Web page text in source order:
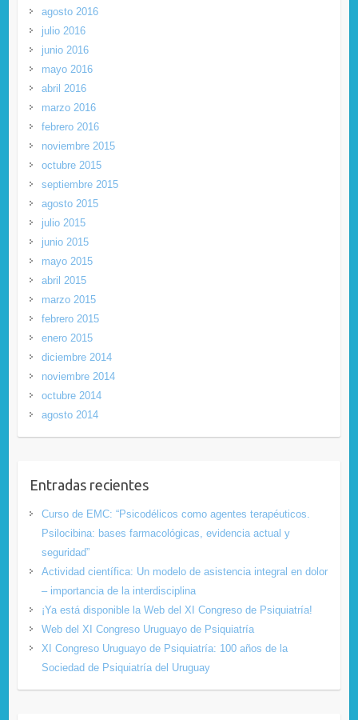
agosto 2016
julio 2016
junio 2016
mayo 2016
abril 2016
marzo 2016
febrero 2016
noviembre 2015
octubre 2015
septiembre 2015
agosto 2015
julio 2015
junio 2015
mayo 2015
abril 2015
marzo 2015
febrero 2015
enero 2015
diciembre 2014
noviembre 2014
octubre 2014
agosto 2014
Entradas recientes
Curso de EMC: “Psicodélicos como agentes terapéuticos.
Psilocibina: bases farmacológicas, evidencia actual y
seguridad”
Actividad científica: Un modelo de asistencia integral en dolor
– importancia de la interdisciplina
¡Ya está disponible la Web del XI Congreso de Psiquiatría!
Web del XI Congreso Uruguayo de Psiquiatría
XI Congreso Uruguayo de Psiquiatría: 100 años de la
Sociedad de Psiquiatría del Uruguay